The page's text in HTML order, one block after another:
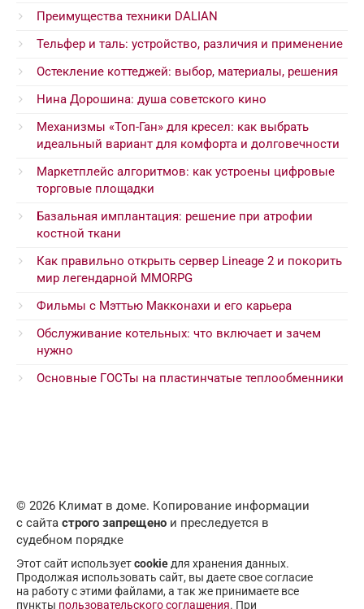
Преимущества техники DALIAN
Тельфер и таль: устройство, различия и применение
Остекление коттеджей: выбор, материалы, решения
Нина Дорошина: душа советского кино
Механизмы «Топ-Ган» для кресел: как выбрать
идеальный вариант для комфорта и долговечности
Маркетплейс алгоритмов: как устроены цифровые
торговые площадки
Базальная имплантация: решение при атрофии
костной ткани
Как правильно открыть сервер Lineage 2 и покорить
мир легендарной MMORPG
Фильмы с Мэттью Макконахи и его карьера
Обслуживание котельных: что включает и зачем
нужно
Основные ГОСТы на пластинчатые теплообменники
© 2026 Климат в доме. Копирование информации
с сайта строго запрещено и преследуется в
судебном порядке
Этот сайт используетcookieдля хранения данных.
Продолжая использовать сайт, вы даете свое согласие
на работу с этими файлами, а так же принимаете все
пункты пользовательского соглашения. При